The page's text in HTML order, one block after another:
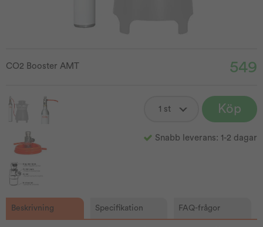
CO2 Booster AMT 549
Köp
Snabb leverans: 1-2 dagar
Beskrivning Specifikation FAQ-frågor